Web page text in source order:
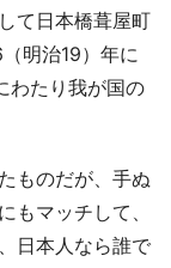
て日本橋葺屋町
明治19）年に
わたり我が国の
ものだが、手ぬ
もマッチして、
日本人なら誰で